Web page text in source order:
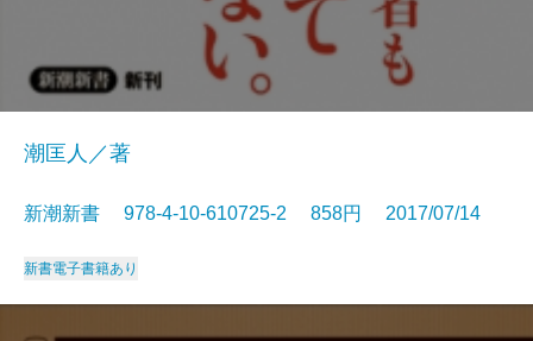
潮匡人／著
新潮新書 978-4-10-610725-2 858円 2017/07/14
新書電子書籍あり